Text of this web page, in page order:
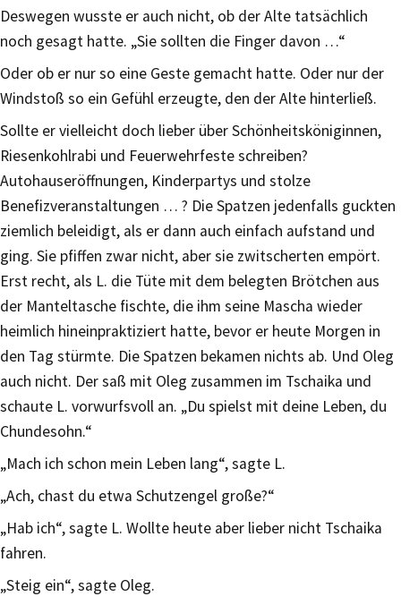
Deswegen wusste er auch nicht, ob der Alte tatsächlich
noch gesagt hatte. „Sie sollten die Finger davon …“
Oder ob er nur so eine Geste gemacht hatte. Oder nur der
Windstoß so ein Gefühl erzeugte, den der Alte hinterließ.
Sollte er vielleicht doch lieber über Schönheitsköniginnen,
Riesenkohlrabi und Feuerwehrfeste schreiben?
Autohauseröffnungen, Kinderpartys und stolze
Benefizveranstaltungen … ? Die Spatzen jedenfalls guckten
ziemlich beleidigt, als er dann auch einfach aufstand und
ging. Sie pfiffen zwar nicht, aber sie zwitscherten empört.
Erst recht, als L. die Tüte mit dem belegten Brötchen aus
der Manteltasche fischte, die ihm seine Mascha wieder
heimlich hineinpraktiziert hatte, bevor er heute Morgen in
den Tag stürmte. Die Spatzen bekamen nichts ab. Und Oleg
auch nicht. Der saß mit Oleg zusammen im Tschaika und
schaute L. vorwurfsvoll an. „Du spielst mit deine Leben, du
Chundesohn.“
„Mach ich schon mein Leben lang“, sagte L.
„Ach, chast du etwa Schutzengel große?“
„Hab ich“, sagte L. Wollte heute aber lieber nicht Tschaika
fahren.
„Steig ein“, sagte Oleg.